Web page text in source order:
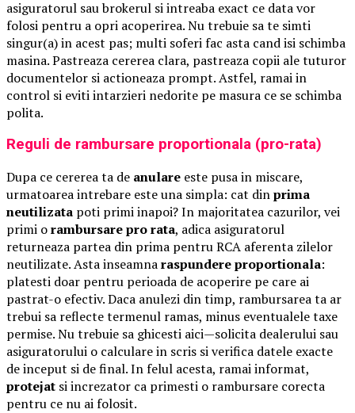
asiguratorul sau brokerul si intreaba exact ce data vor
folosi pentru a opri acoperirea. Nu trebuie sa te simti
singur(a) in acest pas; multi soferi fac asta cand isi schimba
masina. Pastreaza cererea clara, pastreaza copii ale tuturor
documentelor si actioneaza prompt. Astfel, ramai in
control si eviti intarzieri nedorite pe masura ce se schimba
polita.
Reguli de rambursare proportionala (pro-rata)
Dupa ce cererea ta de anulare este pusa in miscare,
urmatoarea intrebare este una simpla: cat dinprima
neutilizata poti primi inapoi? In majoritatea cazurilor, vei
primi orambursare pro rata, adica asiguratorul
returneaza partea din prima pentru RCA aferenta zilelor
neutilizate. Asta inseamnaraspundere proportionala:
platesti doar pentru perioada de acoperire pe care ai
pastrat-o efectiv. Daca anulezi din timp, rambursarea ta ar
trebui sa reflecte termenul ramas, minus eventualele taxe
permise. Nu trebuie sa ghicesti aici—solicita dealerului sau
asiguratorului o calculare in scris si verifica datele exacte
de inceput si de final. In felul acesta, ramai informat,
protejat si increzator ca primesti o rambursare corecta
pentru ce nu ai folosit.